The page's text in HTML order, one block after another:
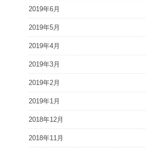
2019年6月
2019年5月
2019年4月
2019年3月
2019年2月
2019年1月
2018年12月
2018年11月